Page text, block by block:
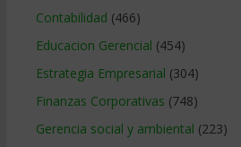
Contabilidad (466)
Educacion Gerencial (454)
Estrategia Empresarial (304)
Finanzas Corporativas (748)
Gerencia social y ambiental (223)